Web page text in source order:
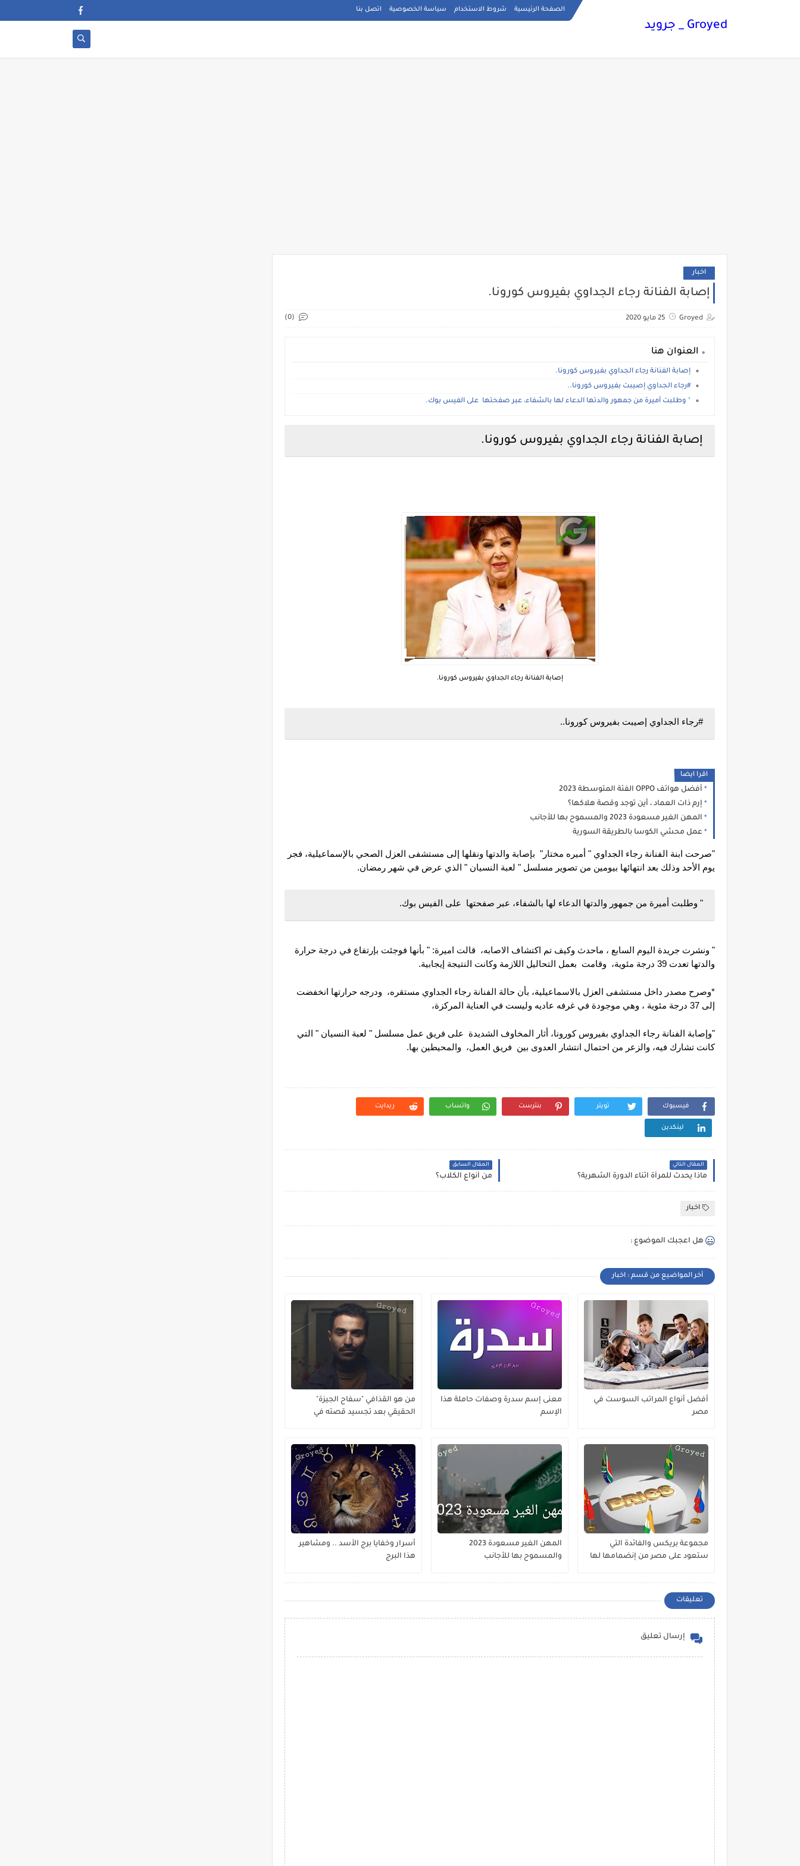
الصفحة الرئيسية شروط الاستخدام سياسة الخصوصية اتصل بنا
Groyed _ جرويد
اخبار
إصابة الفنانة رجاء الجداوي بفيروس كورونا.
Groyed 25 مايو 2020 (0)
العنوان هنا
إصابة الفنانة رجاء الجداوي بفيروس كورونا.
#رجاء الجداوي إصيبت بفيروس كورونا..
" وطلبت أميرة من جمهور والدتها الدعاء لها بالشفاء، عبر صفحتها على الفيس بوك.
إصابة الفنانة رجاء الجداوي بفيروس كورونا.
إصابة الفنانة رجاء الجداوي بفيروس كورونا.
#رجاء الجداوي إصيبت بفيروس كورونا..
اقرا ايضا
أفضل هواتف OPPO الفئة المتوسطة 2023
إرم ذات العماد ، أين توجد وقصة هلاكها؟
المهن الغير مسعودة 2023 والمسموح بها للأجانب
عمل محشي الكوسا بالطريقة السورية
يوم الأحد وذلك بعد انتهائها بيومين من تصوير مسلسل " لعبة النسيان " الذي عرض في شهر رمضان.
" وطلبت أميرة من جمهور والدتها الدعاء لها بالشفاء، عبر صفحتها  على الفيس بوك.
والدتها تعدت 39 درجة مئوية،  وقامت  بعمل التحاليل اللازمة وكانت النتيجة إيجابية.
إلى 37 درجة مئوية ، وهي موجودة في غرفه عاديه وليست في العناية المركزة،
كانت تشارك فيه، والزعر من احتمال انتشار العدوى بين  فريق العمل،  والمحيطين بها.
فيسبوك تويتر بنترست واتساب ريدايت
لينكدين
المقال التالي
ماذا يحدث للمرأة اثناء الدورة الشهرية؟
المقال السابق
من أنواع الكلاب؟
اخبار
هل اعجبك الموضوع :
أخر المواضيع من قسم : اخبار
أفضل أنواع المراتب السوست في
مصر
معنى إسم سدرة وصفات حاملة هذا
الإسم
من هو القذافي "سفاح الجيزة"
الحقيقي بعد تجسيد قصته في
مجموعة بريكس والفائدة التي
ستعود على مصر من إنضمامها لها
المهن الغير مسعودة 2023
والمسموح بها للأجانب
أسرار وخفايا برج الأسد .. ومشاهير
هذا البرج
تعليقات
إرسال تعليق